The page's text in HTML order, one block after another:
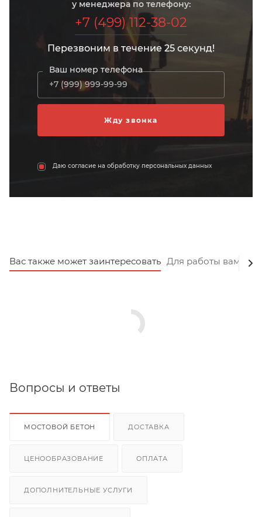
у менеджера по телефону:
+7 (499) 112-38-02
Перезвоним в течение 25 секунд!
Ваш номер телефона
Даю согласие на обработку персональных данных
Вас также может заинтересовать Для работы вам
Вопросы и ответы
МОСТОВОЙ БЕТОН ДОСТАВКА
ЦЕНООБРАЗОВАНИЕ ОПЛАТА
ДОПОЛНИТЕЛЬНЫЕ УСЛУГИ